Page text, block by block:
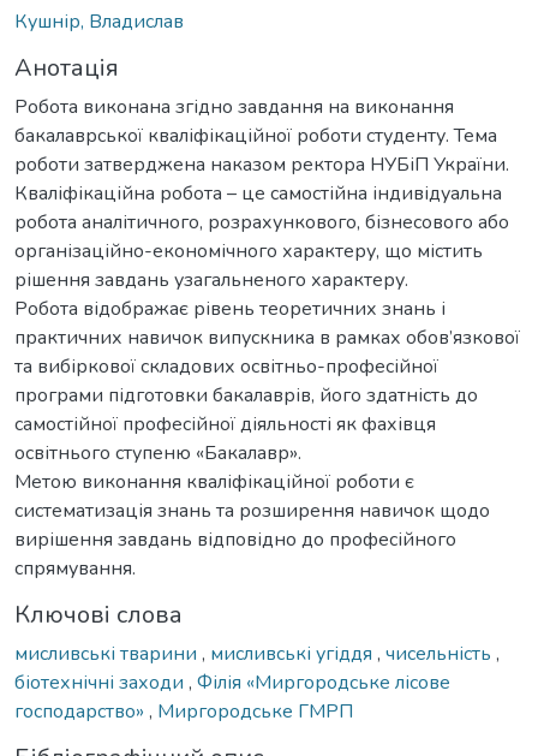
Кушнір, Владислав
Анотація
Робота виконана згідно завдання на виконання
бакалаврської кваліфікаційної роботи студенту. Тема
роботи затверджена наказом ректора НУБіП України.
Кваліфікаційна робота – це самостійна індивідуальна
робота аналітичного, розрахункового, бізнесового або
організаційно-економічного характеру, що містить
рішення завдань узагальненого характеру.
Робота відображає рівень теоретичних знань і
практичних навичок випускника в рамках обов’язкової
та вибіркової складових освітньо-професійної
програми підготовки бакалаврів, його здатність до
самостійної професійної діяльності як фахівця
освітнього ступеню «Бакалавр».
Метою виконання кваліфікаційної роботи є
систематизація знань та розширення навичок щодо
вирішення завдань відповідно до професійного
спрямування.
Ключові слова
мисливські тварини , мисливські угіддя , чисельність ,
біотехнічні заходи , Філія «Миргородське лісове
господарство» , Миргородське ГМРП